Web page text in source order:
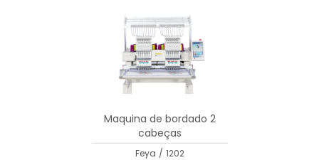
Maquina de bordado 2
cabeças
Feya / 1202